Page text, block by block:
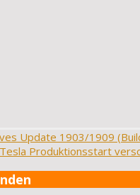
Update 1903/1909
Produktionsstart